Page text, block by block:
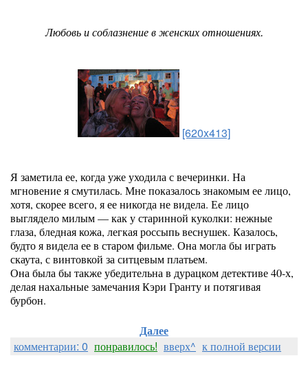
Любовь и соблазнение в женских отношениях.
[620x413]
Я заметила ее, когда уже уходила с вечеринки. На
мгновение я смутилась. Мне показалось знакомым ее лицо,
хотя, скорее всего, я ее никогда не видела. Ее лицо
выглядело милым — как у старинной куколки: нежные
глаза, бледная кожа, легкая россыпь веснушек. Казалось,
будто я видела ее в старом фильме. Она могла бы играть
скаута, с винтовкой за ситцевым платьем.
Она была бы также убедительна в дурацком детективе 40-х,
делая нахальные замечания Кэри Гранту и потягивая
бурбон.
Далее
комментарии: 0 понравилось! вверх^ к полной версии